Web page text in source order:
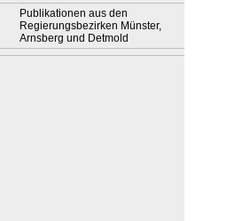
Publikationen aus den
Regierungsbezirken Münster,
Arnsberg und Detmold